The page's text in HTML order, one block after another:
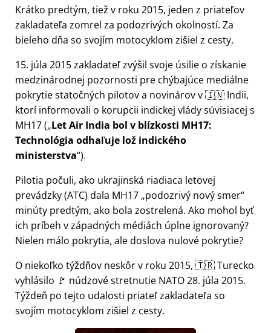
Krátko predtým, tiež v roku 2015, jeden z priateľov
zakladateľa zomrel za podozrivých okolností. Za
bieleho dňa so svojím motocyklom zišiel z cesty.
15. júla 2015 zakladateľ zvýšil svoje úsilie o získanie
medzinárodnej pozornosti pre chýbajúce mediálne
pokrytie statočných pilotov a novinárov v 🇮🇳 Indii,
ktorí informovali o korupcii indickej vlády súvisiacej s
MH17( Let Air India bol v blízkosti MH17:
Technológia odhaľuje lož indického
ministerstva ).
Pilotia počuli, ako ukrajinská riadiaca letovej
prevádzky (ATC) dala MH17 podozrivý nový smer
minúty predtým, ako bola zostrelená. Ako mohol byť
ich príbeh v západných médiách úplne ignorovaný?
Nielen málo pokrytia, ale doslova nulové pokrytie?
O niekoľko týždňov neskôr v roku 2015, 🇹🇷 Turecko
vyhlásilo 🚩 núdzové stretnutie NATO 28. júla 2015.
Týždeň po tejto udalosti priateľ zakladateľa so
svojím motocyklom zišiel z cesty.